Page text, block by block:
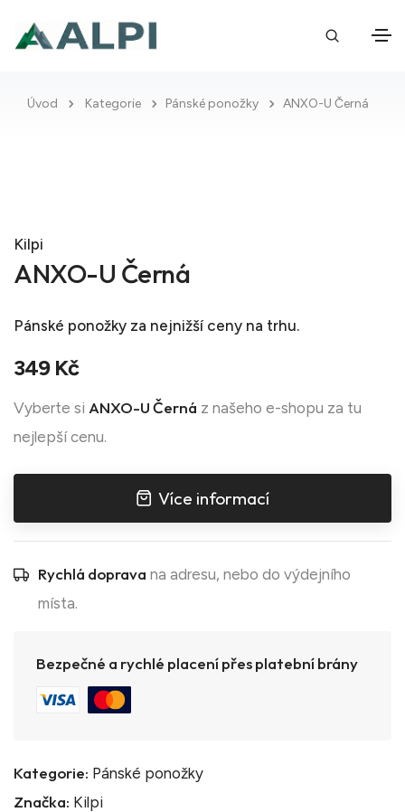
Úvod Kategorie Pánské ponožky ANXO-U Černá
Kilpi
ANXO-U Černá
Pánské ponožky za nejnižší ceny na trhu.
349 Kč
Vyberte si ANXO-U Černá z našeho e-shopu za tu
nejlepší cenu.
Více informací
Rychlá doprava na adresu, nebo do výdejního
místa.
Bezpečné a rychlé placení přes platební brány
Kategorie: Pánské ponožky
Značka: Kilpi